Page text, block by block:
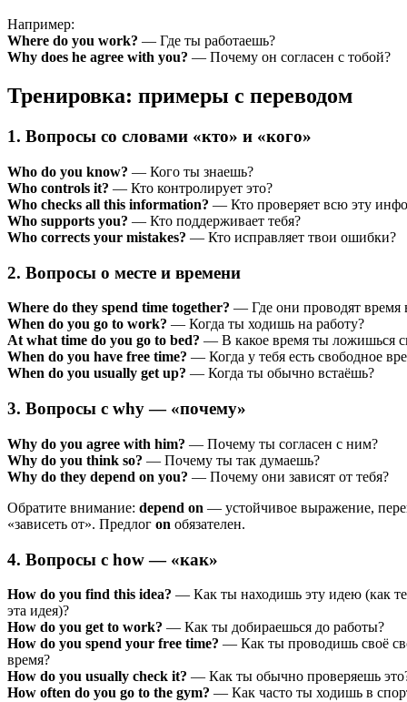
Например:
Where do you work? — Где ты работаешь?
Why does he agree with you? — Почему он согласен с тобой?
Тренировка: примеры с переводом
1. Вопросы со словами «кто» и «кого»
Who do you know? — Кого ты знаешь?
Who controls it? — Кто контролирует это?
Who checks all this information? — Кто проверяет всю эту
Who supports you? — Кто поддерживает тебя?
Who corrects your mistakes? — Кто исправляет твои ошибки?
2. Вопросы о месте и времени
Where do they spend time together? — Где они проводят время
When do you go to work? — Когда ты ходишь на работу?
At what time do you go to bed? — В какое время ты ложишься
When do you have free time? — Когда у тебя есть свободное
When do you usually get up? — Когда ты обычно встаёшь?
3. Вопросы с why — «почему»
Why do you agree with him? — Почему ты согласен с ним?
Why do you think so? — Почему ты так думаешь?
Why do they depend on you? — Почему они зависят от тебя?
Обратите внимание: depend on — устойчивое выражение,
«зависеть от». Предлог on обязателен.
4. Вопросы с how — «как»
How do you find this idea? — Как ты находишь эту идею (как
эта идея)?
How do you get to work? — Как ты добираешься до работы?
How do you spend your free time? — Как ты проводишь своё
время?
How do you usually check it? — Как ты обычно проверяешь
How often do you go to the gym? — Как часто ты ходишь в